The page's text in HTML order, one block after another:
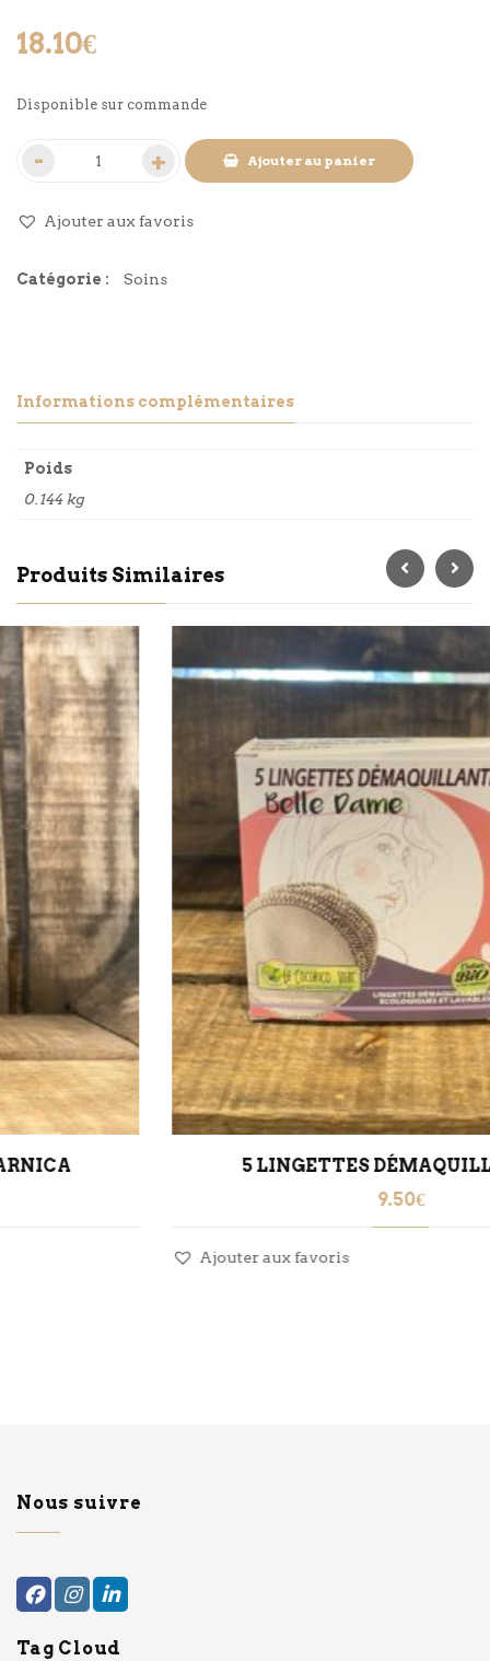
18.10€
Disponible sur commande
Ajouter au panier
Ajouter aux favoris
Catégorie : Soins
Informations complémentaires
Poids
0.144 kg
Produits Similaires
5 LINGETTES DÉMAQUILLANTES
Ajouter aux favoris
Nous suivre
Tag Cloud